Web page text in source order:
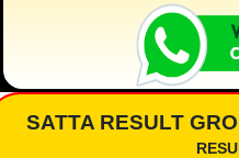
SATTA RESULT